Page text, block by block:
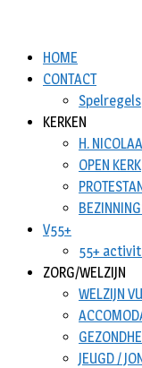
HOME
CONTACT
Spelregels
KERKEN
H.
OPEN KERK
V55+
55+
ZORG/WELZIJN
WELZIJN
JEUGD /